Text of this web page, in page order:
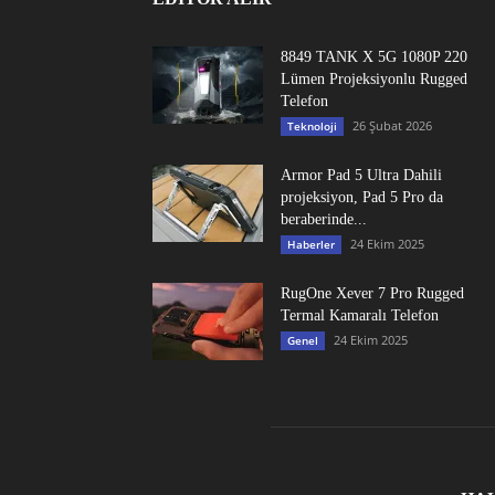
8849 TANK X 5G 1080P 220
Lümen Projeksiyonlu Rugged
Telefon
Teknoloji 26 Şubat 2026
Armor Pad 5 Ultra Dahili
projeksiyon, Pad 5 Pro da
beraberinde...
Haberler 24 Ekim 2025
RugOne Xever 7 Pro Rugged
Termal Kamaralı Telefon
Genel 24 Ekim 2025